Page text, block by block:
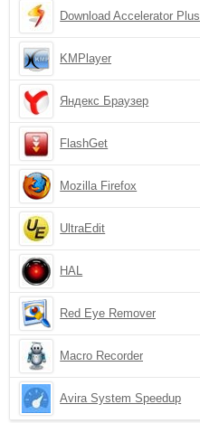
Download Accelerator Plus
KMPlayer
Яндекс Браузер
FlashGet
Mozilla Firefox
UltraEdit
HAL
Red Eye Remover
Macro Recorder
Avira System Speedup